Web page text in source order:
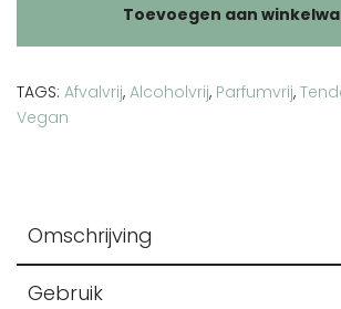
Toevoegen aan
TAGS: Afvalvrij, Alcoholvrij, Parfumvrij,
Vegan
Omschrijving
Gebruik